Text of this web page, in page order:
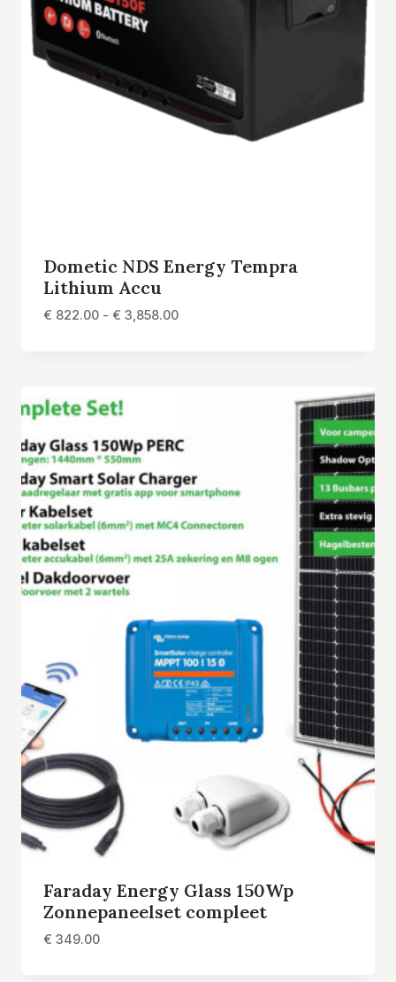
Dometic NDS Energy Tempra
Lithium Accu
€ 822.00 - € 3,858.00Prijsklasse:
Faraday Energy Glass 150Wp
Zonnepaneelset compleet
€ 349.00